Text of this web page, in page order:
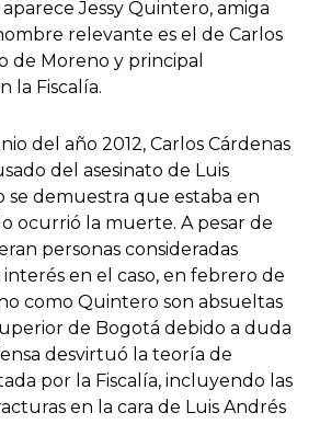
Jessy Quintero, amiga
relevante es el de Carlos
de Moreno y principal
la Fiscalía.
del año 2012, Carlos Cárdenas
del asesinato de Luis
se demuestra que estaba en
ocurrió la muerte. A pesar de
personas consideradas
interés en el caso, en febrero de
como Quintero son absueltas
de Bogotá debido a duda
desvirtuó la teoría de
por la Fiscalía, incluyendo las
en la cara de Luis Andrés